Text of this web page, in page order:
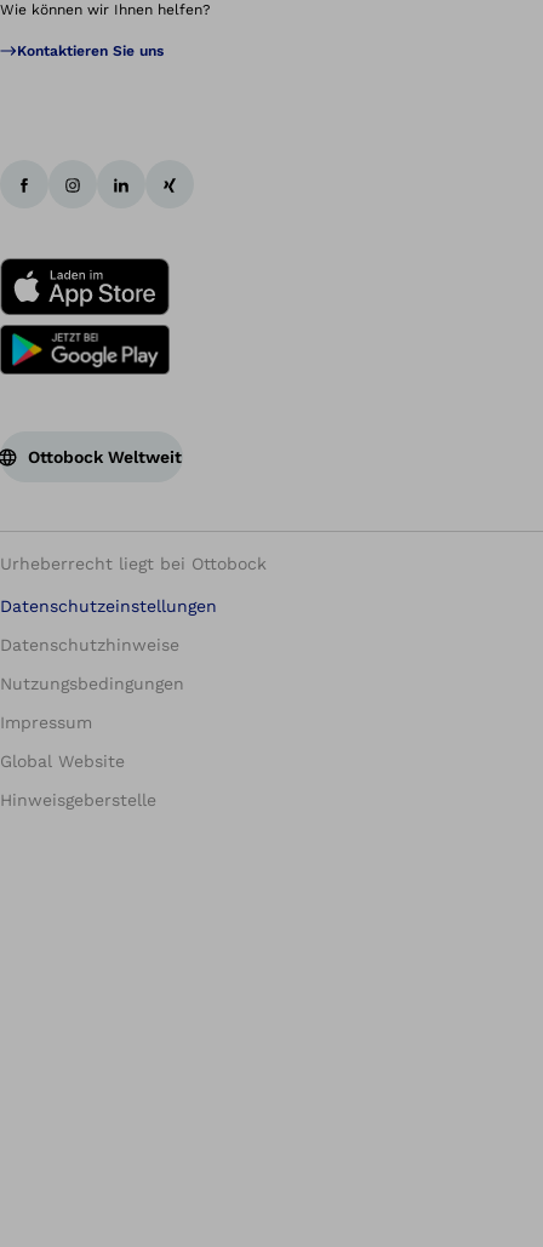
Wie können wir Ihnen helfen?
Kontaktieren Sie uns
Ottobock Weltweit
Urheberrecht liegt bei Ottobock
Datenschutzeinstellungen
Datenschutzhinweise
Nutzungsbedingungen
Impressum
Global Website
Hinweisgeberstelle